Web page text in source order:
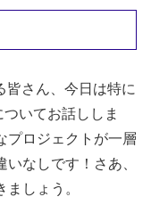
皆さん、今日は特に
いてお話ししま
プロジェクトが一層
なしです！さあ、
しょう。